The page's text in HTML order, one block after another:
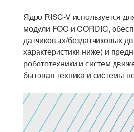
Ядро RISC-V используется
модули FOC и CORDIC,
датчиковых/бездатчиковых
характеристики ниже) и
робототехники и систем
бытовая техника и системы